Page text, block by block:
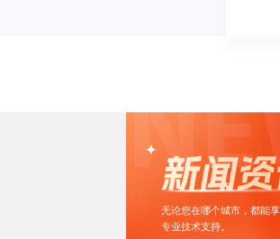
无论您在哪个城市，都能
专业技术支持。